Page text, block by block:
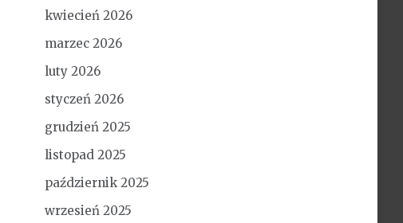
kwiecień 2026
marzec 2026
luty 2026
styczeń 2026
grudzień 2025
listopad 2025
październik 2025
wrzesień 2025